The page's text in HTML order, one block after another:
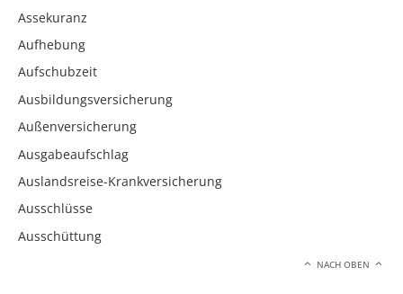
Assekuranz
Aufhebung
Aufschubzeit
Ausbildungsversicherung
Außenversicherung
Ausgabeaufschlag
Auslandsreise-Krankversicherung
Ausschlüsse
Ausschüttung
NACH OBEN